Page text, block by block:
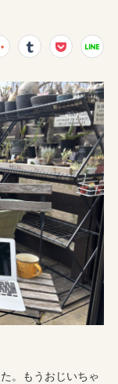
。もうおじいちゃ